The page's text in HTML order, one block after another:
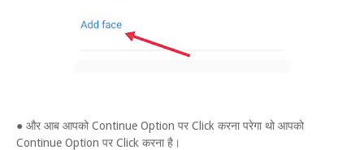
● और आब आपको Continue Option पर Click करना परेगा थो आपको
Continue Option पर Click करना है।